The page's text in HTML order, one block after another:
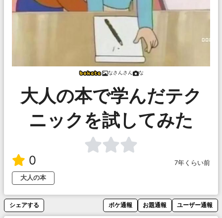
なさんさん な
大人の本で学んだテク
ニックを試してみた
0
7年くらい前
大人の本
シェアする ボケ通報 お題通報 ユーザー通報